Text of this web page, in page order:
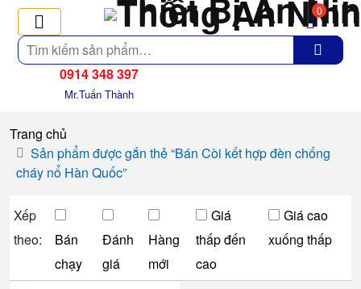
Tìm
kiếm
0
0914 348 397
Mr.Tuấn Thành
Trang chủ
Sản phẩm được gắn thẻ “Bán Còi kết hợp đèn chống
cháy nổ Hàn Quốc”
Xếp
theo:
Bán
chạy
Đánh
giá
Hàng
mới
Giá
thấp đến
cao
Giá cao
xuống thấp